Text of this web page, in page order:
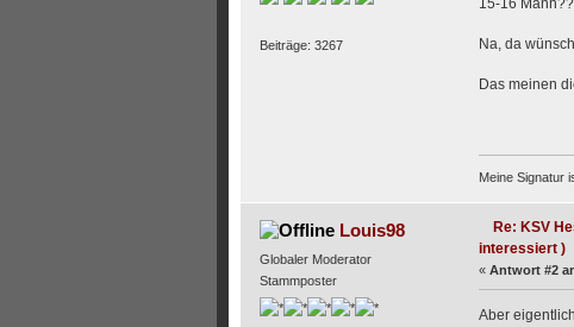
Beiträge: 3267 Na, da
Das meinen
Meine Signatur
Louis98
Globaler Moderator
Stammposter
Re: KSV
interessiert )
« Antwort #2
Aber